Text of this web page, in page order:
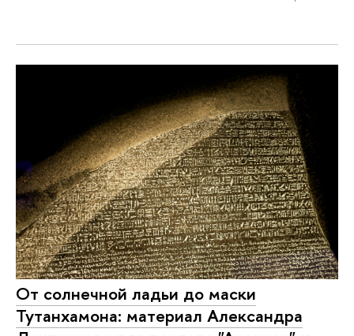
От солнечной ладьи до маски
Тутанхамона: материал Александра